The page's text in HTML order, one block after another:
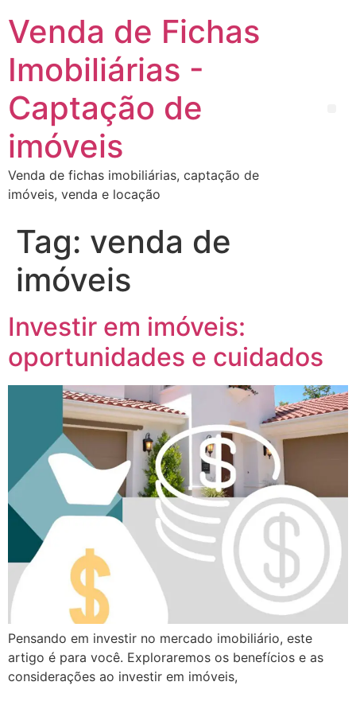
Venda de Fichas
Imobiliárias -
Captação de
imóveis
Venda de fichas imobiliárias, captação de
imóveis, venda e locação
Tag: venda de
imóveis
Investir em imóveis:
oportunidades e cuidados
Pensando em investir no mercado imobiliário, este
artigo é para você. Exploraremos os benefícios e as
considerações ao investir em imóveis,